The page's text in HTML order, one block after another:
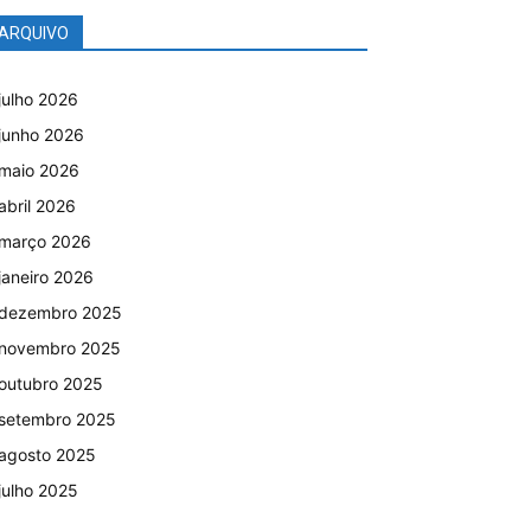
2026
2026
2026
2026
2026
2026
2025
2025
2025
2025
2025
2025